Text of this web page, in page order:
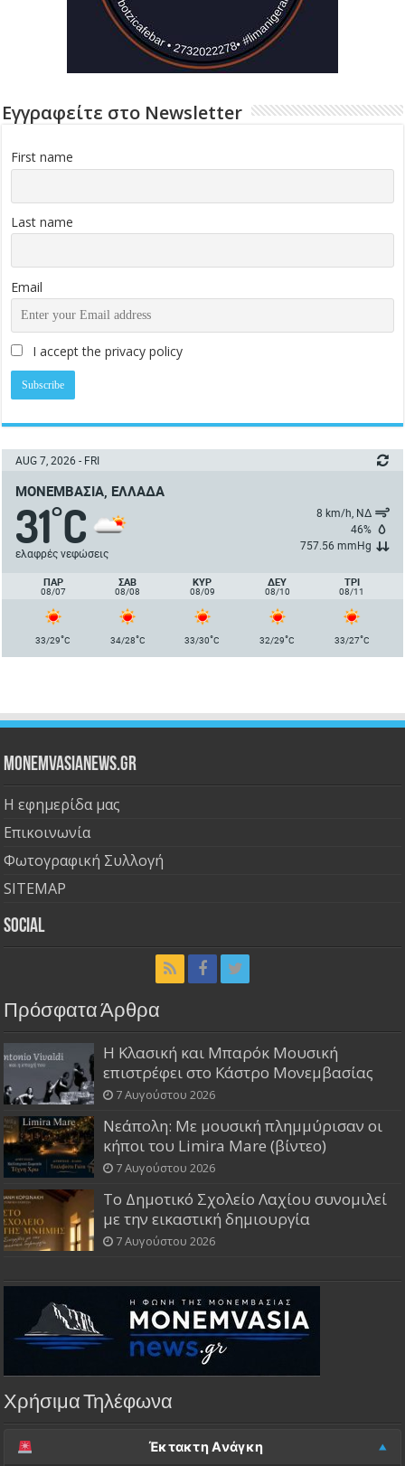
Εγγραφείτε στο Newsletter
First name
Last name
Email
I accept the privacy policy
AUG 7, 2026 - FRI
ΜΟΝΕΜΒΑΣΙΆ, ΕΛΛΆΔΑ
31°C
ελαφρές νεφώσεις
8 km/h, ΝΔ
46%
757.56 mmHg
ΠΑΡ
08/07
ΣΑΒ
08/08
ΚΥΡ
08/09
ΔΕΥ
08/10
ΤΡΙ
08/11
33/29°C 34/28°C 33/30°C 32/29°C 33/27°C
Monemvasianews.gr
Η εφημερίδα μας
Επικοινωνία
Φωτογραφική Συλλογή
SITEMAP
Social
Πρόσφατα Άρθρα
Η Κλασική και Μπαρόκ Μουσική
επιστρέφει στο Κάστρο Μονεμβασίας
7 Αυγούστου 2026
Νεάπολη: Με μουσική πλημμύρισαν οι
κήποι του Limira Mare (βίντεο)
7 Αυγούστου 2026
Το Δημοτικό Σχολείο Λαχίου συνομιλεί
με την εικαστική δημιουργία
7 Αυγούστου 2026
Χρήσιμα Τηλέφωνα
Έκτακτη Ανάγκη